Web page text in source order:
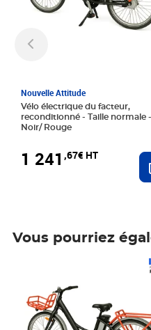
Nouvelle Attitude
Vélo électrique du facteur,
reconditionné - Taille normale -
Noir/ Rouge
1 241 ,67€ HT
Vous pourriez